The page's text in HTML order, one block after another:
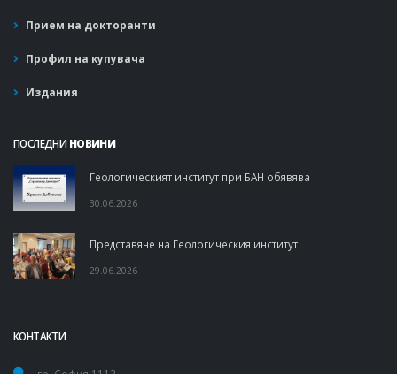
Прием на докторанти
Профил на купувача
Издания
ПОСЛЕДНИ НОВИНИ
Геологическият институт при БАН обявява
30.06.2026
Представяне на Геологическия институт
29.06.2026
КОНТАКТИ